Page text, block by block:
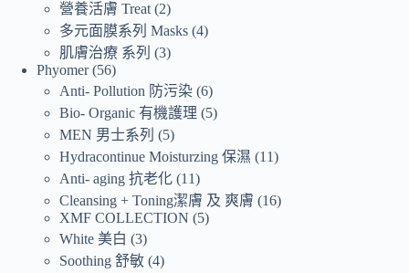
營養活膚 Treat 2
多元面膜系列 Masks 4
肌膚治療 系列
3
Phyomer 56
Anti- Pollution 防污染 6
Bio- Organic 有機護理
5
MEN 男士系列
5
Hydracontinue Moisturzing 保濕
11
Anti- aging 抗老化 11
Cleansing + Toning潔膚 及 爽膚
16
XMF COLLECTION
5
White 美白
3
Soothing 舒敏 4